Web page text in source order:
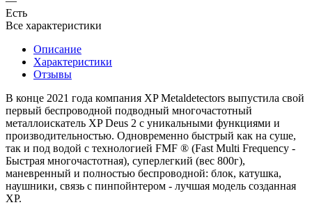
Есть
Все характеристики
Описание
Характеристики
Отзывы
В конце 2021 года компания XP Metaldetectors выпустила свой
первый беспроводной подводный многочастотный
металлоискатель XP Deus 2 с уникальными функциями и
производительностью. Одновременно быстрый как на суше,
так и под водой с технологией FMF ® (Fast Multi Frequency -
Быстрая многочастотная), суперлегкий (вес 800г),
маневренный и полностью беспроводной: блок, катушка,
наушники, связь с пинпойнтером - лучшая модель созданная
XP.